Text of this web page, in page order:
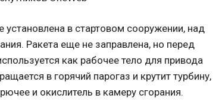
в стартовом сооружении, над
Ракета еще не заправлена, но перед
как рабочее тело для привода
в горячий парогаз и крутит турбину,
и окислитель в камеру сгорания.